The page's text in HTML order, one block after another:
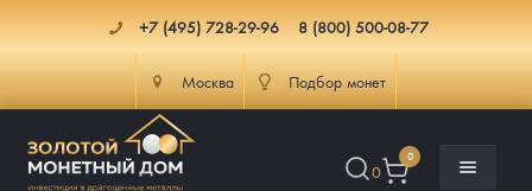
+7 (495) 728-29-96 8 (800) 500-08-77
Москва Подбор монет
0
0